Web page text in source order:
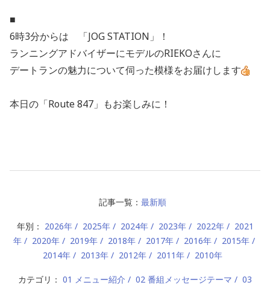
■
6時3分からは 「JOG STATION」！
ランニングアドバイザーにモデルのRIEKOさんに
デートランの魅力について伺った模様をお届けします
本日の「Route 847」もお楽しみに！
記事一覧： 最新順
年別： 2026年 2025年 2024年 2023年 2022年
2021
年
2020年 2019年 2018年 2017年 2016年
2015年
2014年
2013年 2012年 2011年 2010年
カテゴリ： 01 メニュー紹介 02 番組メッセージテーマ
03